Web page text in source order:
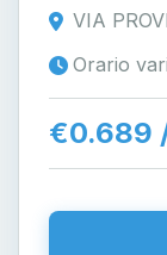
VIA
Orario
€0.689